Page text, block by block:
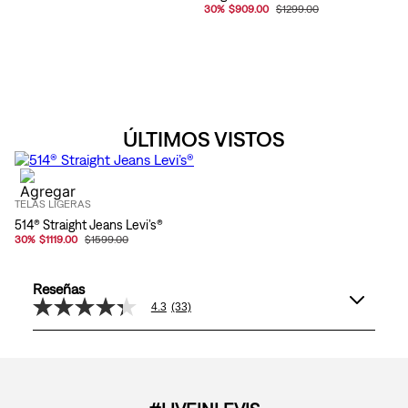
30% $909.00 $1299.00
ÚLTIMOS VISTOS
TELAS LIGERAS
514® Straight Jeans Levi’s®
30% $1119.00 $1599.00
Reseñas
4.3
de
4.3 (33)